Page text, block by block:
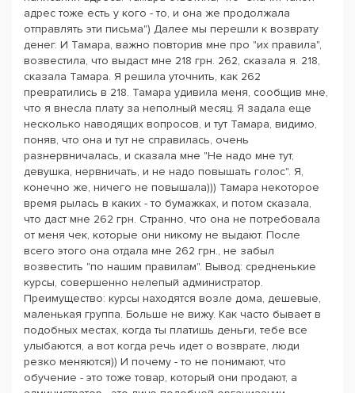
адрес тоже есть у кого - то, и она же продолжала
отправлять эти письма") Далее мы перешли к возврату
денег. И Тамара, важно повторив мне про "их правила",
возвестила, что выдаст мне 218 грн. 262, сказала я. 218,
сказала Тамара. Я решила уточнить, как 262
превратились в 218. Тамара удивила меня, сообщив мне,
что я внесла плату за неполный месяц. Я задала еще
несколько наводящих вопросов, и тут Тамара, видимо,
поняв, что она и тут не справилась, очень
разнервничалась, и сказала мне "Не надо мне тут,
девушка, нервничать, и не надо повышать голос". Я,
конечно же, ничего не повышала))) Тамара некоторое
время рылась в каких - то бумажках, и потом сказала,
что даст мне 262 грн. Странно, что она не потребовала
от меня чек, которые они никому не выдают. После
всего этого она отдала мне 262 грн., не забыл
возвестить "по нашим правилам". Вывод: средненькие
курсы, совершенно нелепый администратор.
Преимущество: курсы находятся возле дома, дешевые,
маленькая группа. Больше не вижу. Как часто бывает в
подобных местах, когда ты платишь деньги, тебе все
улыбаются, а вот когда речь идет о возврате, люди
резко меняются)) И почему - то не понимают, что
обучение - это тоже товар, который они продают, а